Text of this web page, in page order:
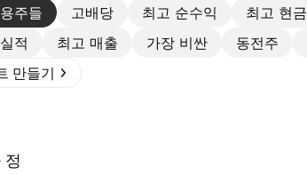
주들 고배당 최고 순수익 최고 현금
적 최고 매출 가장 비싼 동전주
만들기
정